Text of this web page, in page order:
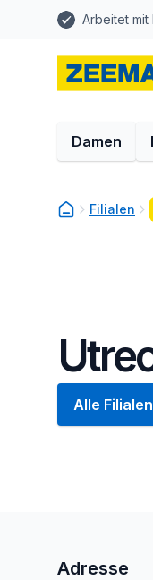
Arbeitet mit
Damen
Filialen
Alle Filialen
Adresse